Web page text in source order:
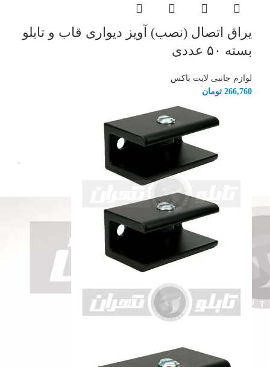
یراق اتصال (نصب) آویز دیواری قاب و تابلو
بسته ۵۰ عددی
لوازم جانبی لایت باکس
266,760 تومان